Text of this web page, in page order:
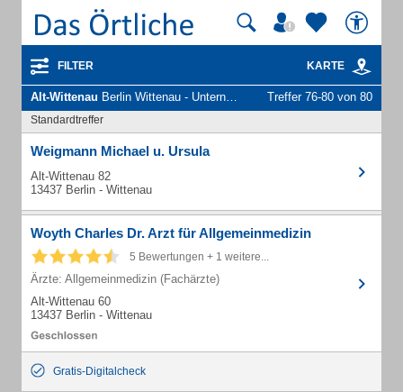
FILTER KARTE
Alt-Wittenau Berlin Wittenau - Unternehmen und Personen Treffer 76-80 von 80
Standardtreffer
Weigmann Michael u. Ursula
Alt-Wittenau 82
13437 Berlin - Wittenau
Woyth Charles Dr. Arzt für Allgemeinmedizin
5 Bewertungen + 1 weitere...
Ärzte: Allgemeinmedizin (Fachärzte)
Alt-Wittenau 60
13437 Berlin - Wittenau
Gratis-Digitalcheck